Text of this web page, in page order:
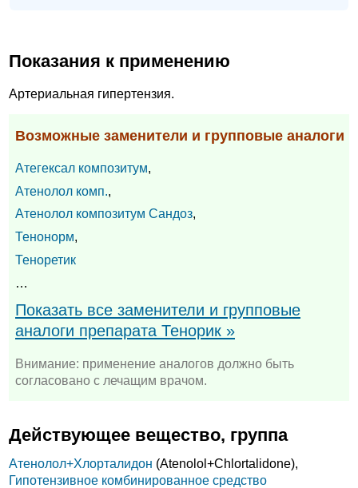
Показания к применению
Артериальная гипертензия.
Возможные заменители и групповые аналоги
Атегексал композитум,
Атенолол комп.,
Атенолол композитум Сандоз,
Тенонорм,
Теноретик
…
Показать все заменители и групповые
аналоги препарата Тенорик »
Внимание: применение аналогов должно быть
согласовано с лечащим врачом.
Действующее вещество, группа
Атенолол+Хлорталидон (Atenolol+Chlortalidone),
Гипотензивное комбинированное средство